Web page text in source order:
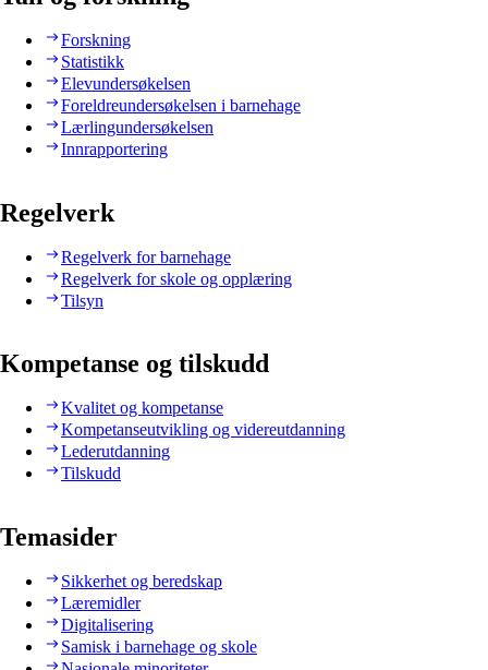
Forskning
Statistikk
Elevundersøkelsen
Foreldreundersøkelsen i barnehage
Lærlingundersøkelsen
Innrapportering
Regelverk
Regelverk for barnehage
Regelverk for skole og opplæring
Tilsyn
Kompetanse og tilskudd
Kvalitet og kompetanse
Kompetanseutvikling og videreutdanning
Lederutdanning
Tilskudd
Temasider
Sikkerhet og beredskap
Læremidler
Digitalisering
Samisk i barnehage og skole